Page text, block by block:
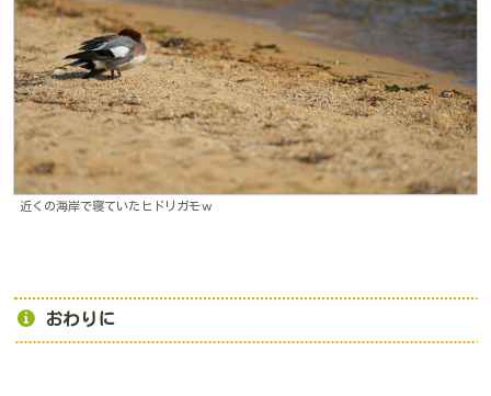
近くの海岸で寝ていたヒドリガモｗ
おわりに